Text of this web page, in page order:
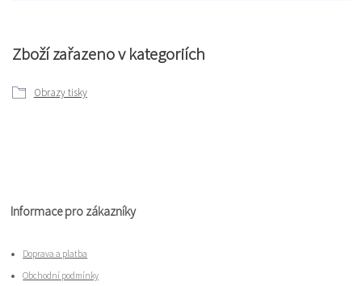
Zboží zařazeno v kategoriích
Obrazy tisky
Informace pro zákazníky
Doprava a platba
Obchodní podmínky